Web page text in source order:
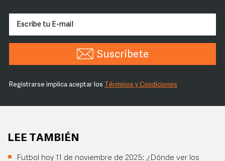
Suscríbete
Registrarse implica aceptar los Términos y Condiciones
LEE TAMBIÉN
Futbol hoy 11 de noviembre de 2025: ¿Dónde ver los